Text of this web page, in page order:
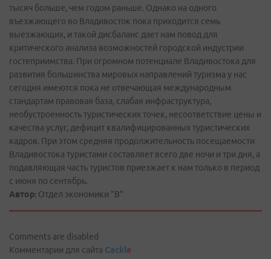
тысяч больше, чем годом раньше. Однако на одного
въезжающего во Владивосток пока приходится семь
выезжающих, и такой дисбаланс дает нам повод для
критического анализа возможностей городской индустрии
гостеприимства. При огромном потенциале Владивостока для
развития большинства мировых направлений туризма у нас
сегодня имеются пока не отвечающая международным
стандартам правовая база, слабая инфраструктура,
необустроенность туристических точек, несоответствие цены и
качества услуг, дефицит квалифицированных туристических
кадров. При этом средняя продолжительность посещаемости
Владивостока туристами составляет всего две ночи и три дня, а
подавляющая часть туристов приезжает к нам только в период
с июня по сентябрь.
Автор: Отдел экономики "В"
Comments are disabled
Комментарии для сайта Cackle